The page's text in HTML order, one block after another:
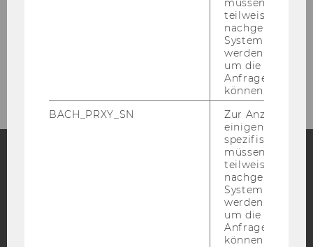
Blog
Bluesky
müssen
teilweise von
nachgelagerten
System
werden.
um die Antwort
Anfrage
können.
BACH_PRXY_SN
Zur Anzeige von
einigen WU-
spezifischen
müssen
teilweise von
nachgelagerten
System
werden.
um die Antwort
Anfrage
können.